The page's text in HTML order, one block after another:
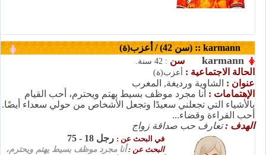
karmann :: (سن 42) / أعزب(ة)
karmann سن : 42 سنة.
الحالة الاجتماعية : أعزب(ة)
عنوان : الشاوية ورديغة, المغرب
الإهتمامات : أنا مجرد موظف بسيط يهتم ويحترم، أحب القيام
بالأشياء التي تجعلني سعيدًا وتجعل الأشخاص من حولي سعداء أيضًا.
أحب القراءة وقضاء...
الهدف :تعارف حب صداقة زواج
في البحث عن : رجل 18 - 75
البحث عن :أنا مجرد موظف بسيط يهتم ويحترم،